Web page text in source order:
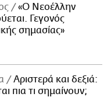
«Ο Νεοέλλην
Γεγονός
σημασίας»
Αριστερά και δεξιά:
πια τι σημαίνουν;